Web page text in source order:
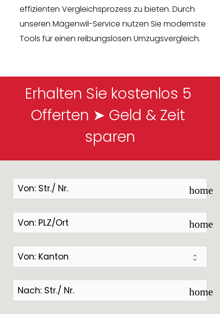
effizienten Vergleichsprozess zu bieten. Durch
unseren Mägenwil-Service nutzen Sie modernste
Tools für einen reibungslosen Umzugsvergleich.
Erhalten Sie kostenlos 5
Offerten ➤ Geld & Zeit
sparen
home
home
home